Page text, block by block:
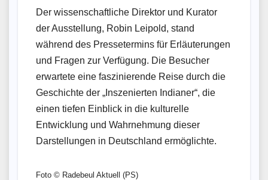
Der wissenschaftliche Direktor und Kurator
der Ausstellung, Robin Leipold, stand
während des Pressetermins für Erläuterungen
und Fragen zur Verfügung. Die Besucher
erwartete eine faszinierende Reise durch die
Geschichte der „Inszenierten Indianer“, die
einen tiefen Einblick in die kulturelle
Entwicklung und Wahrnehmung dieser
Darstellungen in Deutschland ermöglichte.
Foto © Radebeul Aktuell (PS)